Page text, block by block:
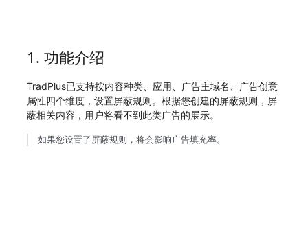
1. 功能介绍
TradPlus已支持按内容种类、应用、广告主域名、广告创意
属性四个维度，设置屏蔽规则。根据您创建的屏蔽规则，屏
蔽相关内容，用户将看不到此类广告的展示。
如果您设置了屏蔽规则，将会影响广告填充率。